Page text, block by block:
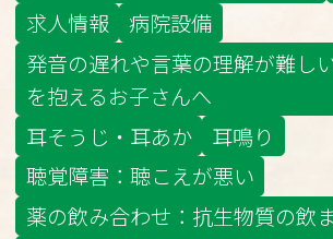
求人情報
病院設備
発音の遅れや言葉の理解が難し
を抱えるお子さんへ
耳そうじ・耳あか
耳鳴り
聴覚障害：聴こえが悪い
薬の飲み合わせ：抗生物質の飲